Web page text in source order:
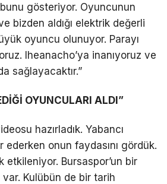
gösteriyor. Oyuncunun
bizden aldığı elektrik değerli
oyuncu olunuyor. Parayı
Iheanacho’ya inanıyoruz ve
sağlayacaktır.”
OYUNCULARI ALDI”
hazırladık. Yabancı
ederken onun faydasını gördük.
etkileniyor. Bursaspor’un bir
Kulübün de bir tarih